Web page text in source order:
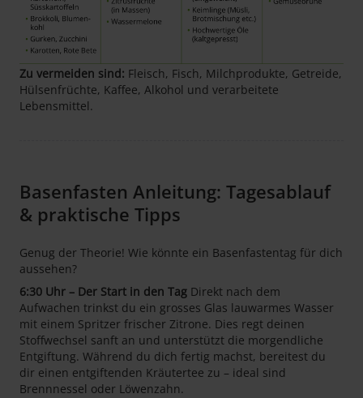
Zu vermeiden sind: Fleisch, Fisch, Milchprodukte, Getreide,
Hülsenfrüchte, Kaffee, Alkohol und verarbeitete
Lebensmittel.
Basenfasten Anleitung: Tagesablauf
& praktische Tipps
Genug der Theorie! Wie könnte ein Basenfastentag für dich
aussehen?
6:30 Uhr – Der Start in den Tag Direkt nach dem
Aufwachen trinkst du ein grosses Glas lauwarmes Wasser
mit einem Spritzer frischer Zitrone. Dies regt deinen
Stoffwechsel sanft an und unterstützt die morgendliche
Entgiftung. Während du dich fertig machst, bereitest du
dir einen entgiftenden Kräutertee zu – ideal sind
Brennnessel oder Löwenzahn.